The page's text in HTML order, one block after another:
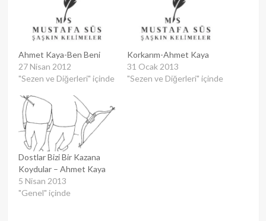
Ahmet Kaya-Ben Beni
27 Nisan 2012
"Sezen ve Diğerleri" içinde
Korkarım-Ahmet Kaya
31 Ocak 2013
"Sezen ve Diğerleri" içinde
Dostlar Bizi Bir Kazana
Koydular – Ahmet Kaya
5 Nisan 2013
"Genel" içinde